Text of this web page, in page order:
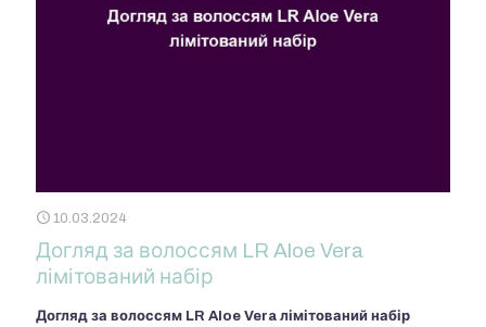
10.03.2024
Догляд за волоссям LR Aloe Vera
лімітований набір
Догляд за волоссям LR Aloe Vera лімітований набір